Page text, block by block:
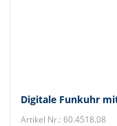
Digitale Funkuhr
Artikel Nr.: 60.4518.08